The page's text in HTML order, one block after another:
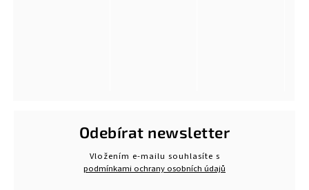
Odebírat newsletter
Vložením e-mailu souhlasíte s
podmínkami ochrany osobních údajů